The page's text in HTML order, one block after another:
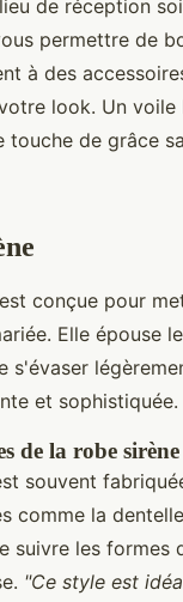
de réception
permettre de
à des
look. Un
touche de grâce
est conçue pour
Elle épouse
s'évaser
et sophistiquée.
de la robe sirène
souvent
comme la
suivre les formes
"Ce style est